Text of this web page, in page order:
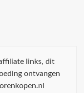
links, dit
ontvangen